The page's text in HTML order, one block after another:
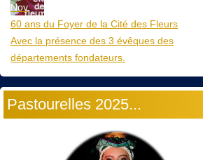
Nov
60 ans du Foyer de la Cité des Fleurs
Avec la présence des 3 évêques des
départements fondateurs.
Pastourelles 2025...